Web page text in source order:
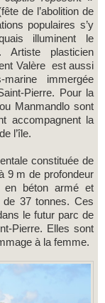
de l’abolition de
populaires s’y
illuminent le
Artiste plasticien
Valère est aussi
immergée
Pierre. Pour la
Manmandlo sont
accompagnent la
l’île.
constituée de
9 m de profondeur
en béton armé et
37 tonnes. Ces
le futur parc de
Pierre. Elles sont
à la femme.